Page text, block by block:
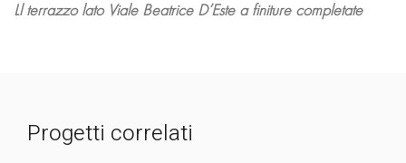
Ll terrazzo lato Viale Beatrice D’Este a finiture completate
Progetti correlati